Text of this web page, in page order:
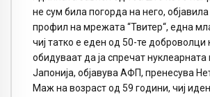
не сум била погорда на него, објавила
профил на мрежата “Твитер“, една
чиј татко е еден од 50-те доброволци
обидуваат да ја спречат
Јапонија, објавува АФП, пренесува
Маж на возраст од 59 години, чиј